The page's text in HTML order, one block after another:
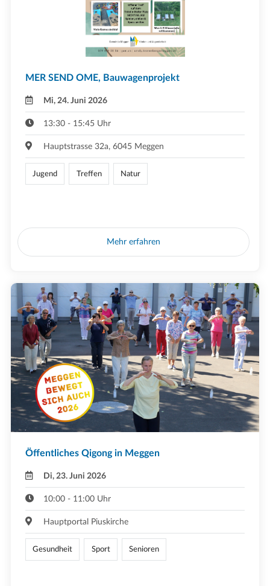
MER SEND OME, Bauwagenprojekt
Mi, 24. Juni 2026
13:30 - 15:45 Uhr
Hauptstrasse 32a, 6045 Meggen
Jugend Treffen Natur
Mehr erfahren
Öffentliches Qigong in Meggen
Di, 23. Juni 2026
10:00 - 11:00 Uhr
Hauptportal Piuskirche
Gesundheit Sport Senioren